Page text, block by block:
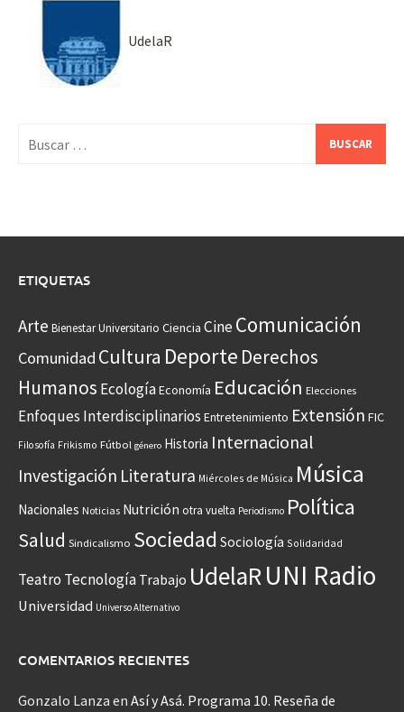
UdelaR
ETIQUETAS
Arte Bienestar Universitario Ciencia CineComunicación
Comunidad Cultura Deporte Derechos
Humanos EcologíaEconomía Educación Elecciones
Enfoques Interdisciplinarios Entretenimiento Extensión FIC
Filosofía Frikismo Fútbol género Historia Internacional
Investigación Literatura Miércoles de Música Música
Nacionales Noticias Nutrición otra vuelta Periodismo Política
Salud Sindicalismo Sociedad Sociología Solidaridad
Teatro Tecnología Trabajo UdelaRUNI Radio
Universidad Universo Alternativo
COMENTARIOS RECIENTES
Gonzalo Lanza en Así y Asá. Programa 10. Reseña de